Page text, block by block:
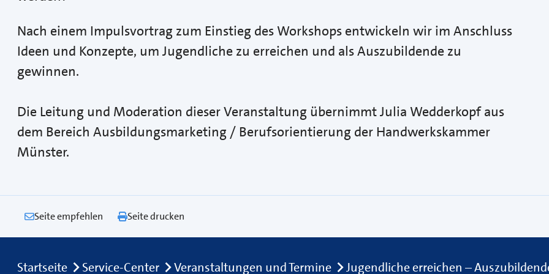
Nach einem Impulsvortrag zum Einstieg des Workshops entwickeln wir im Anschluss
Ideen und Konzepte, um Jugendliche zu erreichen und als Auszubildende zu
gewinnen.
Die Leitung und Moderation dieser Veranstaltung übernimmt Julia Wedderkopf aus
dem Bereich Ausbildungsmarketing / Berufsorientierung der Handwerkskammer
Münster.
Seite empfehlen Seite drucken
Breadcrumb
Startseite Service-Center Veranstaltungen und Termine Jugendliche erreichen –